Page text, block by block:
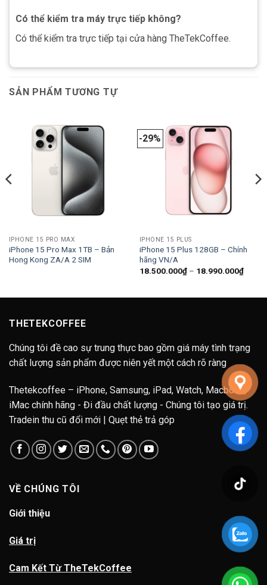
Có thể kiểm tra máy trực tiếp không?
Có thể kiểm tra trực tiếp tại cửa hàng TheTekCoffee.
SẢN PHẨM TƯƠNG TỰ
IPHONE 15 PRO MAX
iPhone 15 Pro Max 1TB – Bản
Hong Kong ZA/A 2 SIM
-29%
IPHONE 15 PLUS
iPhone 15 Plus 128GB – Chính
hãng VN/A
18.500.000₫ – 18.990.000₫
giá:
THETEKCOFFEE
Chúng tôi đề cao sự trung thực bao gồm giá máy tình trạng
chất lượng sản phẩm được niên yết một cách rõ ràng
Thetekcoffee – iPhone, Samsung, iPad, Watch, Macbook,
iMac chính hãng - Đi đầu chất lượng - Chúng tôi tạo giá trị.
Tradein thu cũ đổi mới | Quẹt thẻ trả góp
VỀ CHÚNG TÔI
Giới thiệu
Giá trị
Cam Kết Từ TheTekCoffee